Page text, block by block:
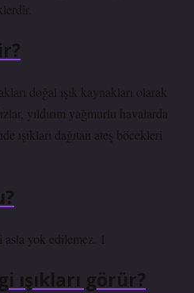
doğal ışık kaynakları olarak
yıldırım yağmurlu havalarda
ışıkları dağıtan ateş böcekleri
yok edilemez. 1
ışıkları görür?